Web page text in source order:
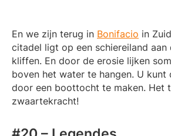
En we zijn terug in Bonifacio in
citadel ligt op een schiereiland aan
kliffen. En door de erosie lijken
boven het water te hangen. U kunt
door een boottocht te maken. Het
zwaartekracht!